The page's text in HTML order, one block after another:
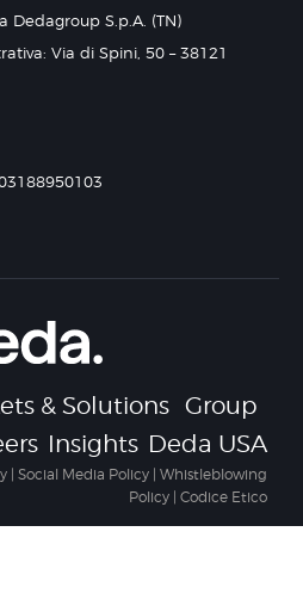
Dedagroup S.p.A. (TN)
Via di Spini, 50 – 38121
& Solutions Group
Insights Deda USA
Social Media Policy Whistleblowing
Policy Codice Etico